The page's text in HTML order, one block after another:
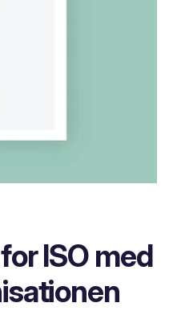
ISO med